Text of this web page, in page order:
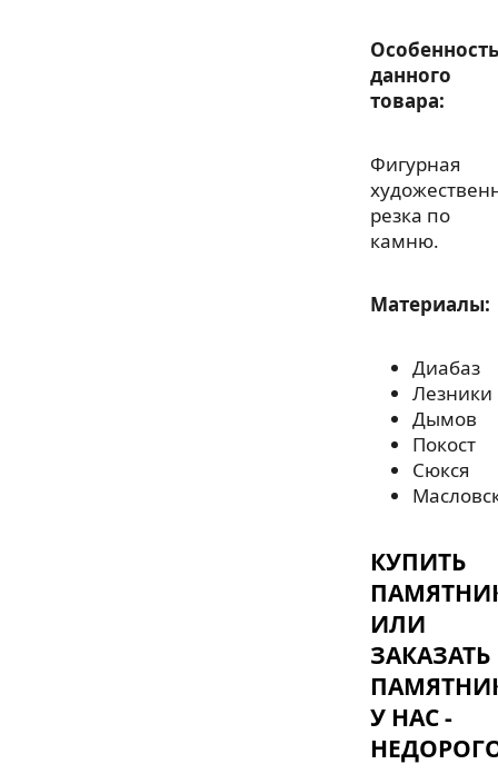
Особенность
данного
товара:
Фигурная
резка по
камню.
Материалы:
Диабаз
Лезники
Дымов
Покост
Сюкся
КУПИТЬ
ИЛИ
ЗАКАЗАТЬ
У НАС -